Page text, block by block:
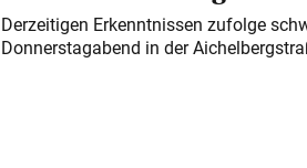
Derzeitigen Erkenntnissen zufolge
Donnerstagabend in der